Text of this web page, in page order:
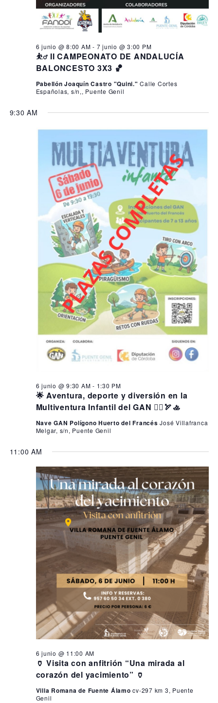
⛹️‍♂️ II CAMPEONATO DE ANDALUCÍA
BALONCESTO 3X3 🏀
6 junio @ 8:00 AM - 7 junio @ 3:00 PM
Pabellón Joaquín Castro "Quini."Calle Cortes
Españolas, s/n,, Puente Genil
9:30 AM
🌟 Aventura, deporte y diversión en la
Multiventura Infantil del GAN 🧗‍♂️🏹🚣
6 junio @ 9:30 AM - 1:30 PM
Nave GAN Polígono Huerto del FrancésJosé Villafranca
Melgar, s/n, Puente Genil
11:00 AM
🏺 Visita con anfitrión “Una mirada al
corazón del yacimiento” 🏺
6 junio @ 11:00 AM
Villa Romana de Fuente Álamocv-297 km 3, Puente
Genil